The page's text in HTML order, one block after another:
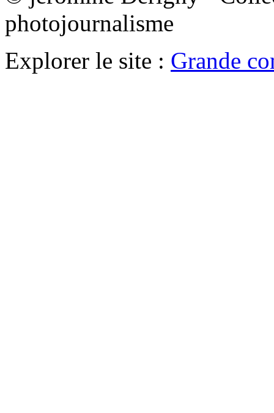
photojournalisme
Explorer le site : Grande